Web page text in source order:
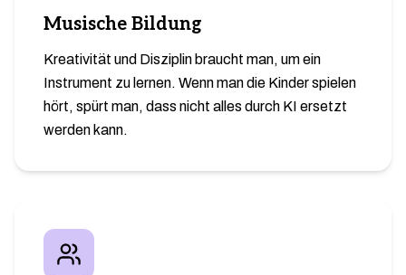
Musische Bildung
Kreativität und Disziplin braucht man, um ein
Instrument zu lernen. Wenn man die Kinder spielen
hört, spürt man, dass nicht alles durch KI ersetzt
werden kann.